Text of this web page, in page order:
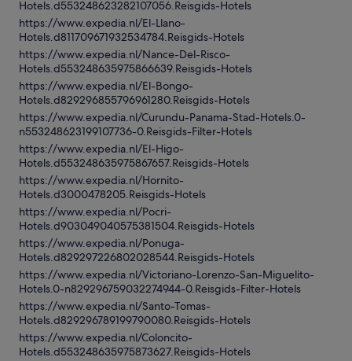
Hotels.d553248623282107056.Reisgids-Hotels
https://www.expedia.nl/El-Llano-
Hotels.d811709671932534784.Reisgids-Hotels
https://www.expedia.nl/Nance-Del-Risco-
Hotels.d553248635975866639.Reisgids-Hotels
https://www.expedia.nl/El-Bongo-
Hotels.d829296855796961280.Reisgids-Hotels
https://www.expedia.nl/Curundu-Panama-Stad-Hotels.0-
n553248623199107736-0.Reisgids-Filter-Hotels
https://www.expedia.nl/El-Higo-
Hotels.d553248635975867657.Reisgids-Hotels
https://www.expedia.nl/Hornito-
Hotels.d3000478205.Reisgids-Hotels
https://www.expedia.nl/Pocri-
Hotels.d903049040575381504.Reisgids-Hotels
https://www.expedia.nl/Ponuga-
Hotels.d829297226802028544.Reisgids-Hotels
https://www.expedia.nl/Victoriano-Lorenzo-San-Miguelito-
Hotels.0-n829296759032274944-0.Reisgids-Filter-Hotels
https://www.expedia.nl/Santo-Tomas-
Hotels.d829296789199790080.Reisgids-Hotels
https://www.expedia.nl/Coloncito-
Hotels.d553248635975873627.Reisgids-Hotels